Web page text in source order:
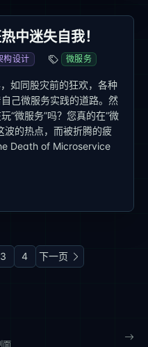
中迷失自我！
构设计 微服务
如同股灾前的狂欢，各种
己微服务实践的道路。然
“微服务”吗？您真的在“微
波的热点，而被折腾的疲
Death of Microservice
3 4 下一页
面